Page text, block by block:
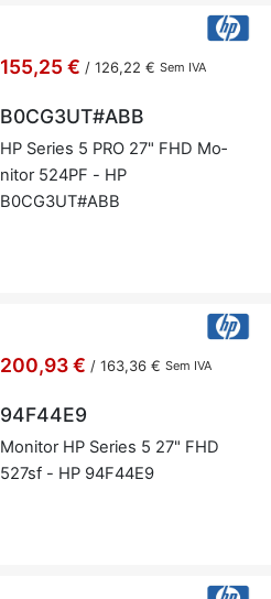
155,25 € / 126,22 € Sem IVA
B0CG3UT#ABB
HP Se­ries 5 PRO 27" FHD Mo­
nitor 524PF - HP
B0CG3UT#ABB
200,93 € / 163,36 € Sem IVA
94F44E9
Mo­nitor HP Se­ries 5 27" FHD
527sf - HP 94F44E9